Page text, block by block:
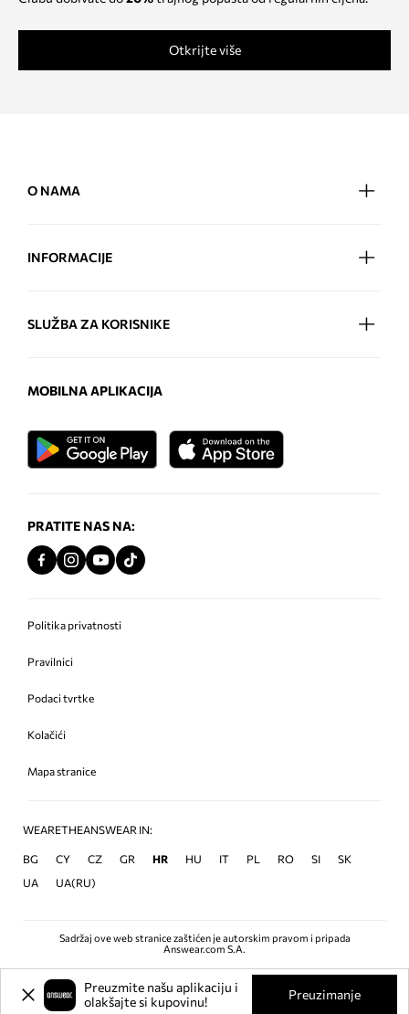
Otkrijte više
O NAMA
INFORMACIJE
SLUŽBA ZA KORISNIKE
MOBILNA APLIKACIJA
PRATITE NAS NA:
Politika privatnosti
Pravilnici
Podaci tvrtke
Kolačići
Mapa stranice
WEARETHEANSWEAR IN:
BG CY CZ GR HR HU IT PL RO SI
SK
UA
UA(RU)
Sadržaj ove web stranice zaštićen je autorskim pravom i pripada
Answear.com S.A.
Preuzmite našu aplikaciju i
olakšajte si kupovinu!
Preuzimanje